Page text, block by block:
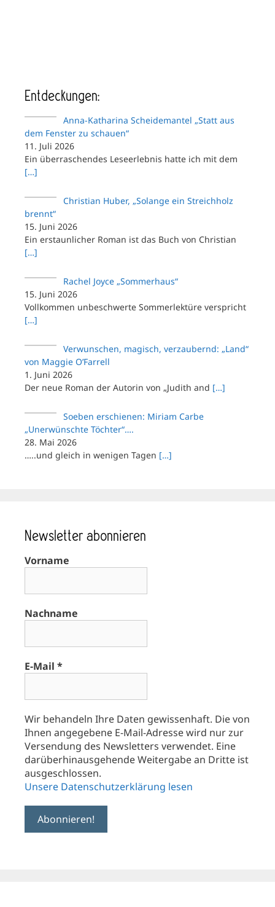
Entdeckungen:
Anna-Katharina Scheidemantel „Statt aus
dem Fenster zu schauen“
11. Juli 2026
Ein überraschendes Leseerlebnis hatte ich mit dem
[…]
Christian Huber, „Solange ein Streichholz
brennt“
15. Juni 2026
Ein erstaunlicher Roman ist das Buch von Christian
[…]
Rachel Joyce „Sommerhaus“
15. Juni 2026
Vollkommen unbeschwerte Sommerlektüre verspricht
[…]
Verwunschen, magisch, verzaubernd: „Land“
von Maggie O’Farrell
1. Juni 2026
Der neue Roman der Autorin von „Judith and […]
Soeben erschienen: Miriam Carbe
„Unerwünschte Töchter“….
28. Mai 2026
…..und gleich in wenigen Tagen […]
Newsletter abonnieren
Vorname
Nachname
E-Mail *
Wir behandeln Ihre Daten gewissenhaft. Die von
Ihnen angegebene E-Mail-Adresse wird nur zur
Versendung des Newsletters verwendet. Eine
darüberhinausgehende Weitergabe an Dritte ist
ausgeschlossen.
Unsere Datenschutzerklärung lesen